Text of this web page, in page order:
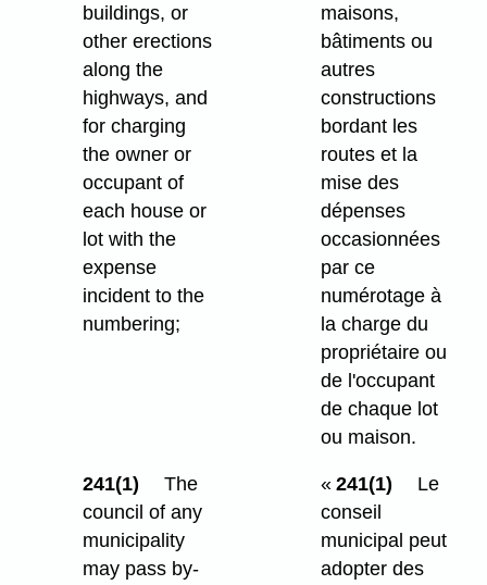
buildings, or
other erections
along the
highways, and
for charging
the owner or
occupant of
each house or
lot with the
expense
incident to the
numbering;
maisons,
bâtiments ou
autres
constructions
bordant les
routes et la
mise des
dépenses
occasionnées
par ce
numérotage à
la charge du
propriétaire ou
de l'occupant
de chaque lot
ou maison.
241(1)
The
council of any
municipality
may pass by-
«241(1)
Le
conseil
municipal peut
adopter des